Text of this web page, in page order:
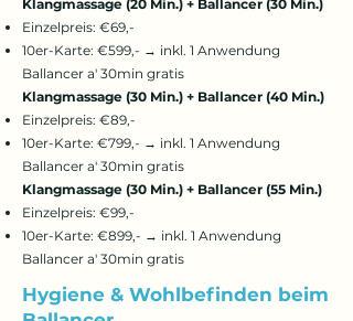
Klangmassage (20 Min.) + Ballancer (30 Min.)
Einzelpreis: €69,-
10er-Karte: €599,- → inkl. 1 Anwendung
Ballancer a' 30min gratis
Klangmassage (30 Min.) + Ballancer (40 Min.)
Einzelpreis: €89,-
10er-Karte: €799,- → inkl. 1 Anwendung
Ballancer a' 30min gratis
Klangmassage (30 Min.) + Ballancer (55 Min.)
Einzelpreis: €99,-
10er-Karte: €899,- → inkl. 1 Anwendung
Ballancer a' 30min gratis
Hygiene & Wohlbefinden beim